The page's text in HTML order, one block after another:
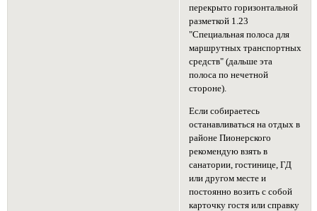
перекрыто горизонтальной
разметкой 1.23
"Специальная полоса для
маршрутных транспортных
средств" (дальше эта
полоса по нечетной
стороне).
Если собираетесь
останавливаться на отдых в
районе Пионерского
рекомендую взять в
санатории, гостинице, ГД
или другом месте и
постоянно возить с собой
карточку гостя или справку